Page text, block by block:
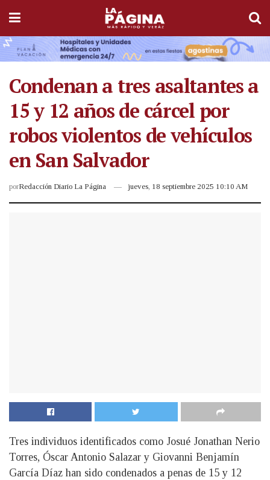
Condenan a tres asaltantes a
15 y 12 años de cárcel por
robos violentos de vehículos
en San Salvador
porRedacción Diario La Página jueves, 18 septiembre 2025 10:10 AM
Tres individuos identificados como Josué Jonathan Nerio
Torres, Óscar Antonio Salazar y Giovanni Benjamín
García Díaz han sido condenados a penas de 15 y 12